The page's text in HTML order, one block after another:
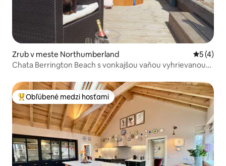
Zrub v meste Northumberland
5 (4)
Chata Berrington Beach s vonkajšou vaňou vyhrievanou
Najobľúbenejšie medzi hosťami
Obľúbené medzi hosťami